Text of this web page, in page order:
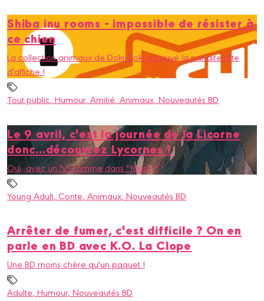
Shiba inu rooms - impossible de résister à
ce chien
La collection animaux de Doki-Doki a trouvé la parfaite tête
d'affiche !
Tout public, Humour, Amitié, Animaux, Nouveautés BD
Le 9 avril, c'est la journée de la Licorne
donc...découvrez Lycornes !
Oui, avec un "y" comme dans "Youpi !"
Young Adult, Conte, Animaux, Nouveautés BD
Arrêter de fumer, c'est difficile ? On en
parle en BD avec K.O. La Clope
Une BD moins chère qu'un paquet !
Adulte, Humour, Nouveautés BD